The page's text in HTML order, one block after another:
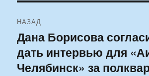
по
записям
НАЗАД
Предыдущая
запись:
Дана Борисова
дать интервью для
Челябинск» за